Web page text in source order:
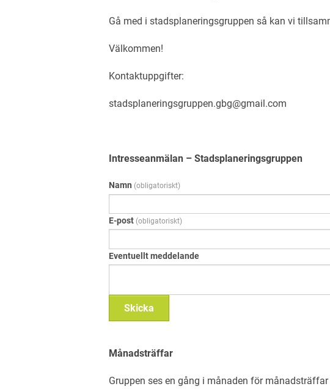
Gå med i stadsplaneringsgruppen så kan vi
Välkommen!
Kontaktuppgifter:
stadsplaneringsgruppen.gbg@gmail.com
Intresseanmälan – Stadsplaneringsgruppen
Namn (obligatoriskt)
E-post (obligatoriskt)
Eventuellt meddelande
Skicka
Månadsträffar
Gruppen ses en gång i månaden för